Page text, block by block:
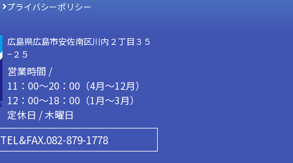
プライバシーポリシー
広島県広島市安佐南区川内２丁目３５
−２５
営業時間 /
11：00～20：00（4月～12月）
12：00～18：00（1月～3月）
定休日 / 木曜日
TEL&FAX.082-879-1778